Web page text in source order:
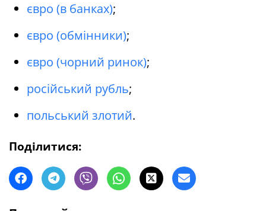
євро (в банках);
євро (обмінники);
євро (чорний ринок);
російський рубль;
польський злотий.
Поділитися: